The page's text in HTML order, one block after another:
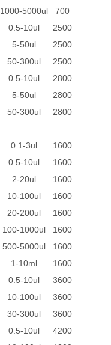
1000-5000ul
700
0.5-10ul
2500
5-50ul
2500
50-300ul
2500
0.5-10ul
2800
5-50ul
2800
50-300ul
2800
0.1-3ul
1600
0.5-10ul
1600
2-20ul
1600
10-100ul
1600
20-200ul
1600
100-1000ul
1600
500-5000ul
1600
1-10ml
1600
0.5-10ul
3600
10-100ul
3600
30-300ul
3600
0.5-10ul
4200